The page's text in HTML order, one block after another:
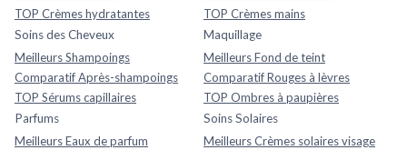
TOP Crèmes hydratantes
TOP Crèmes mains
Soins des Cheveux
Meilleurs Shampoings
Comparatif Après-shampoings
TOP Sérums capillaires
Maquillage
Meilleurs Fond de teint
Comparatif Rouges à lèvres
TOP Ombres à paupières
Parfums
Meilleurs Eaux de parfum
Soins Solaires
Meilleurs Crèmes solaires visage